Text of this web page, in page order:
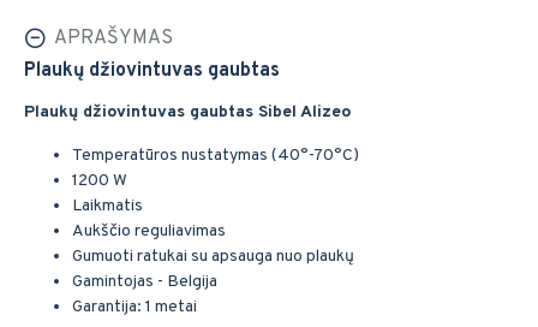
APRAŠYMAS
Plaukų džiovintuvas gaubtas
Plaukų džiovintuvas gaubtas Sibel Alizeo
Temperatūros nustatymas (40°-70°C)
1200 W
Laikmatis
Aukščio reguliavimas
Gumuoti ratukai su apsauga nuo plaukų
Gamintojas - Belgija
Garantija: 1 metai